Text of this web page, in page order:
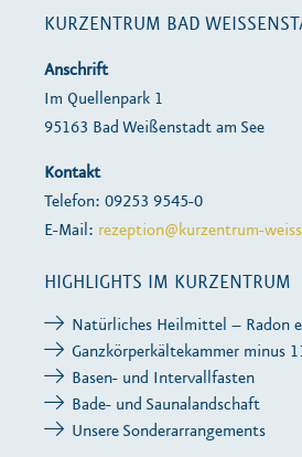
KURZENTRUM BAD
Anschrift
Im Quellenpark 1
95163 Bad Weißenstadt am See
Kontakt
Telefon: 09253 9545-0
E-Mail: rezeption@kurzentrum-
HIGHLIGHTS IM KURZENTRUM
Natürliches Heilmittel – Radon
Ganzkörperkältekammer minus
Basen- und Intervallfasten
Bade- und Saunalandschaft
Unsere Sonderarrangements